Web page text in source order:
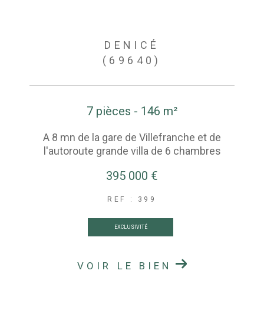
DENICÉ
(69640)
7 pièces - 146 m²
A 8 mn de la gare de Villefranche et de
l'autoroute grande villa de 6 chambres
395 000 €
REF : 399
EXCLUSIVITÉ
VOIR LE BIEN